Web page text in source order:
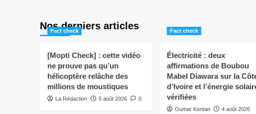
Nos derniers articles
Fact check
[Mopti Check] : cette vidéo
ne prouve pas qu’un
hélicoptère relâche des
millions de moustiques
La Rédaction 5 août 2026 0
Fact check
Électricité : deux
affirmations de Boubou
Mabel Diawara sur la
d’Ivoire et l’énergie
vérifiées
Oumar Kontao
4 août 2026